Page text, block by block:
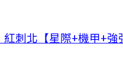
紅刺北【星際+機甲+